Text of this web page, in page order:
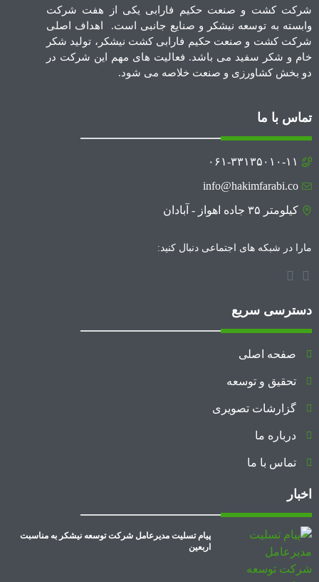
شرکت کشت و صنعت حکیم فارابی یکی از هفت شرکت
وابسته به توسعه نیشکر و صنایع جانبی است. اهداف اصلی
شرکت کشت و صنعت حکیم فارابی کشت نیشکر، تولید شکر
خام و شکر سفید می باشد. فعالیت های مهم این شرکت در
دو بخش کشاورزی و صنعت خلاصه می شود.
تماس با ما
۰۶۱-۳۳۱۳۵۰۱۰-۱۱
info@hakimfarabi.co
کیلومتر ۳۵ جاده اهواز - آبادان
مارا در شبکه های اجتماعی دنبال کنید:
دسترسی سریع
صفحه اصلی
تحقیق و توسعه
گزارشات تصویری
درباره ما
تماس با ما
اخبار
پیام تسلیت مدیرعامل شرکت توسعه نیشکر به مناسبت
اربعین